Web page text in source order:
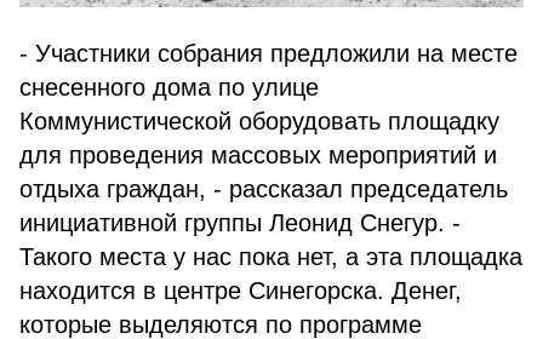
- Участники собрания предложили на месте
снесенного дома по улице
Коммунистической оборудовать площадку
для проведения массовых мероприятий и
отдыха граждан, - рассказал председатель
инициативной группы Леонид Снегур. -
Такого места у нас пока нет, а эта площадка
находится в центре Синегорска. Денег,
которые выделяются по программе